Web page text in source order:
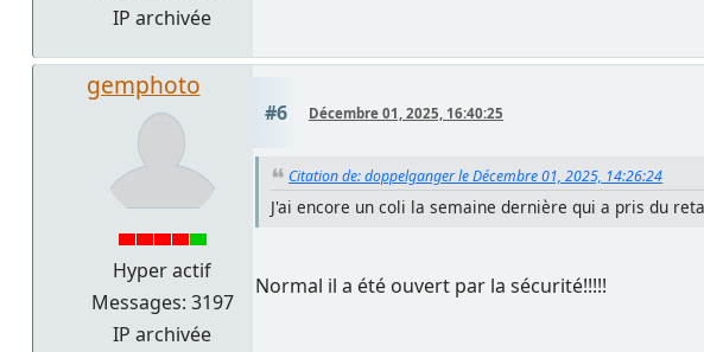
IP archivée
gemphoto
Hyper actif
Messages: 3197
IP archivée
#6 Décembre 01, 2025, 16:40:25
Citation de: doppelganger le Décembre 01, 2025, 14:26:24
J'ai encore un coli la semaine dernière qui a pris du
Normal il a été ouvert par la sécurité!!!!!